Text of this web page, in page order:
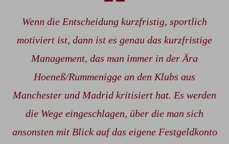
Wenn die Entscheidung kurzfristig, sportlich
motiviert ist, dann ist es genau das kurzfristige
Management, das man immer in der Ära
Hoeneß/Rummenigge an den Klubs aus
Manchester und Madrid kritisiert hat. Es werden
die Wege eingeschlagen, über die man sich
ansonsten mit Blick auf das eigene Festgeldkonto